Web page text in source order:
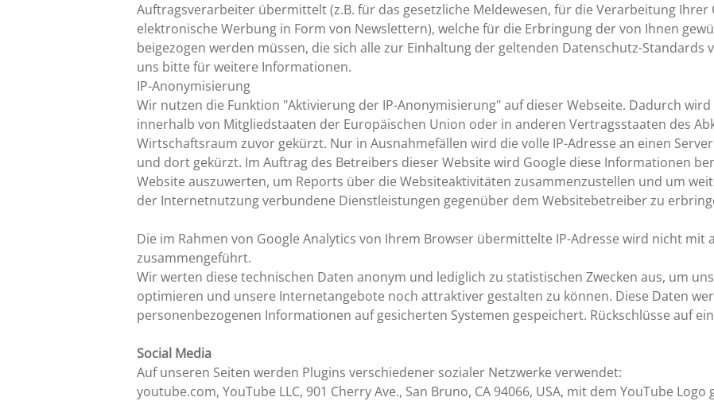
Auftragsverarbeiter übermittelt (z.B. für das gesetzliche Meldewesen, für die Verarbeitung Ihrer
elektronische Werbung in Form von Newslettern), welche für die Erbringung der von Ihnen
beigezogen werden müssen, die sich alle zur Einhaltung der geltenden Datenschutz-Standards
uns bitte für weitere Informationen.
IP-Anonymisierung
Wir nutzen die Funktion "Aktivierung der IP-Anonymisierung" auf dieser Webseite. Dadurch wird
innerhalb von Mitgliedstaaten der Europäischen Union oder in anderen Vertragsstaaten des
Wirtschaftsraum zuvor gekürzt. Nur in Ausnahmefällen wird die volle IP-Adresse an einen
und dort gekürzt. Im Auftrag des Betreibers dieser Website wird Google diese Informationen
Website auszuwerten, um Reports über die Websiteaktivitäten zusammenzustellen und um
der Internetnutzung verbundene Dienstleistungen gegenüber dem Websitebetreiber zu
Die im Rahmen von Google Analytics von Ihrem Browser übermittelte IP-Adresse wird nicht mit
zusammengeführt.
Wir werten diese technischen Daten anonym und lediglich zu statistischen Zwecken aus, um
optimieren und unsere Internetangebote noch attraktiver gestalten zu können. Diese Daten
personenbezogenen Informationen auf gesicherten Systemen gespeichert. Rückschlüsse auf
Social Media
Auf unseren Seiten werden Plugins verschiedener sozialer Netzwerke verwendet:
youtube.com, YouTube LLC, 901 Cherry Ave., San Bruno, CA 94066, USA, mit dem YouTube Logo